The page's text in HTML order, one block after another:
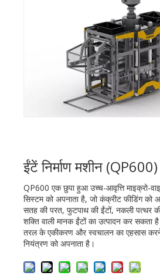
ईंटें निर्माण मशीन (QP600)
QP600 एक छुपा हुआ उच्च-आवृत्ति माइक्रो-
सिस्टम को अपनाता है, जो कंक्रीट फीडिंग
सतह की परत, फुटपाथ की ईंटों, नकली पत्थर
शक्ति वाली मानक ईंटों का उत्पादन कर सकता
तरल के एकीकरण और स्वचालन का एहसास
नियंत्रण को अपनाता है।